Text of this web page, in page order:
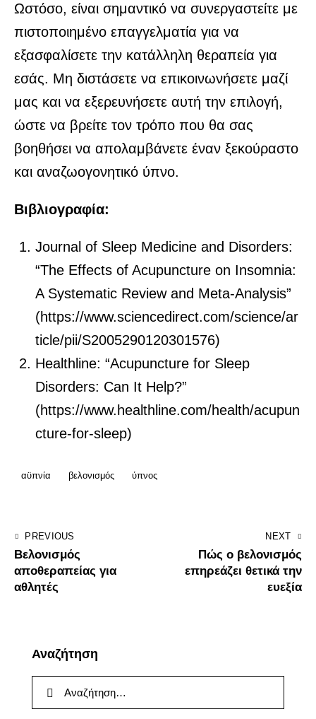
Ωστόσο, είναι σημαντικό να συνεργαστείτε με
πιστοποιημένο επαγγελματία για να
εξασφαλίσετε την κατάλληλη θεραπεία για
εσάς. Μη διστάσετε να επικοινωνήσετε μαζί
μας και να εξερευνήσετε αυτή την επιλογή,
ώστε να βρείτε τον τρόπο που θα σας
βοηθήσει να απολαμβάνετε έναν ξεκούραστο
και αναζωογονητικό ύπνο.
Βιβλιογραφία:
Journal of Sleep Medicine and Disorders:
“The Effects of Acupuncture on Insomnia:
A Systematic Review and Meta-Analysis”
(https://www.sciencedirect.com/science/ar
ticle/pii/S2005290120301576)
Healthline: “Acupuncture for Sleep
Disorders: Can It Help?”
(https://www.healthline.com/health/acupun
cture-for-sleep)
αϋπνία βελονισμός ύπνος
PREVIOUS
Βελονισμός
αποθεραπείας για
αθλητές
NEXT
Πώς ο βελονισμός
επηρεάζει θετικά την
ευεξία
Αναζήτηση